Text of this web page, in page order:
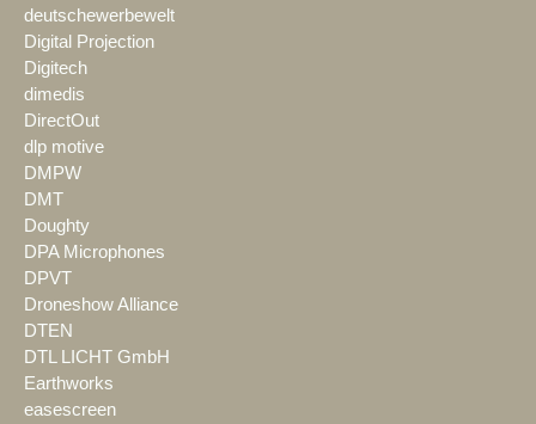
deutschewerbewelt
Digital Projection
Digitech
dimedis
DirectOut
dlp motive
DMPW
DMT
Doughty
DPA Microphones
DPVT
Droneshow Alliance
DTEN
DTL LICHT GmbH
Earthworks
easescreen